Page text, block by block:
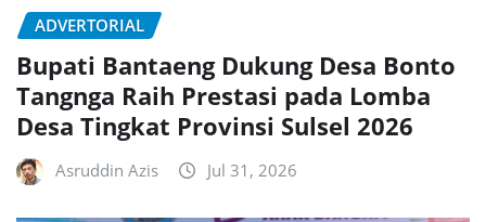
ADVERTORIAL
Bupati Bantaeng Dukung Desa Bonto
Tangnga Raih Prestasi pada Lomba
Desa Tingkat Provinsi Sulsel 2026
Asruddin Azis Jul 31, 2026